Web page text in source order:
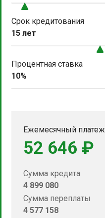
Срок кредитования
15 лет
Процентная ставка
10%
Ежемесячный платеж
52 646 ₽
Сумма кредита
4 899 080
Сумма переплаты
4 577 158